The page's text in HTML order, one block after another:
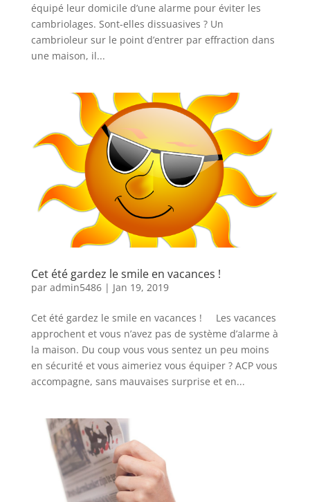
équipé leur domicile d’une alarme pour éviter les
cambriolages. Sont-elles dissuasives ? Un
cambrioleur sur le point d’entrer par effraction dans
une maison, il...
Cet été gardez le smile en vacances !
par admin5486| Jan 19, 2019
Cet été gardez le smile en vacances ! Les vacances
approchent et vous n’avez pas de système d’alarme à
la maison. Du coup vous vous sentez un peu moins
en sécurité et vous aimeriez vous équiper ? ACP vous
accompagne, sans mauvaises surprise et en...